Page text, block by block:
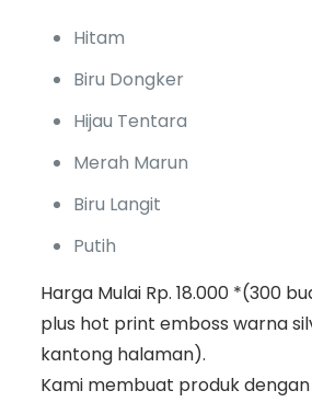
Hitam
Biru Dongker
Hijau Tentara
Merah Marun
Biru Langit
Putih
Harga Mulai Rp. 18.000 *(300
plus hot print emboss warna
kantong halaman).
Kami membuat produk